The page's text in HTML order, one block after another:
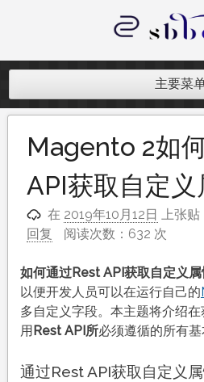
内
记录跨境电商
主要菜
Magento 2如
API获取自定义
在 2019年10月12日 上张贴
回复
阅读次数：632 次
如何通过Rest API获取自定义
以便开发人员可以在运行自己的
多自定义字段。本主题将介绍
用 Rest API所必须遵循的所有基
通过Rest API获取自定义